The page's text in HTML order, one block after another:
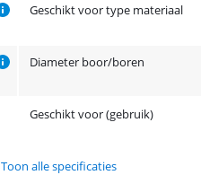
Geschikt voor type materiaal
Diameter boor/boren
Geschikt voor (gebruik)
Toon alle specificaties